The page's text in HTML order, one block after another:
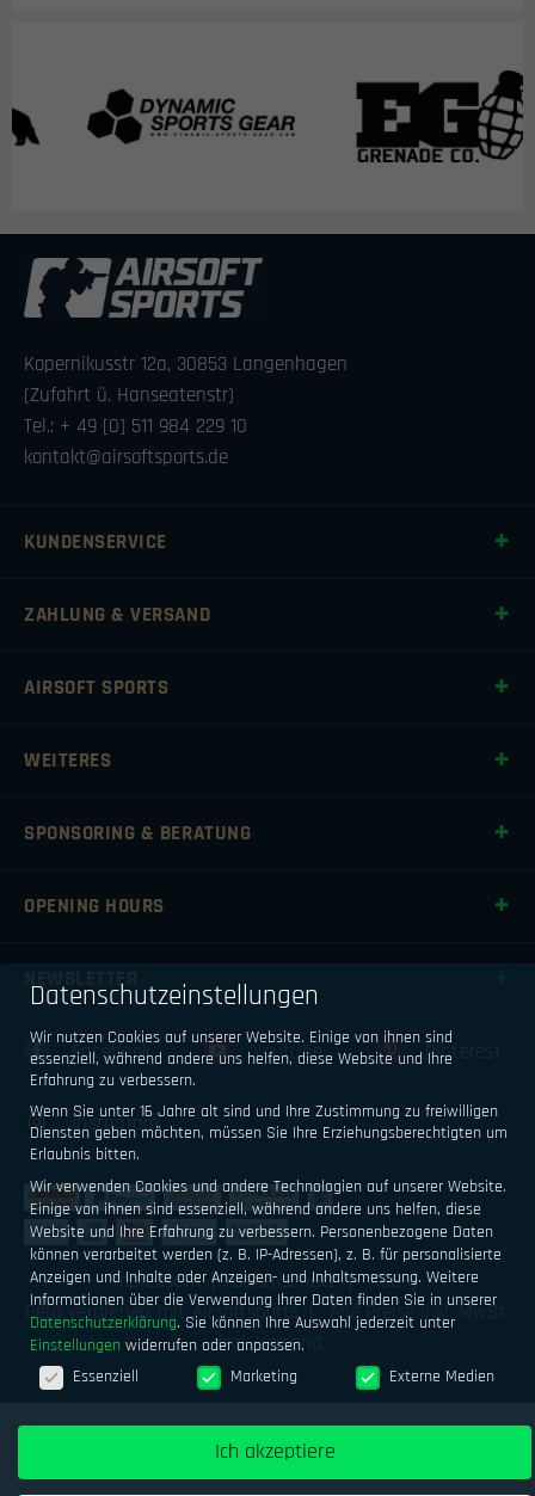
Kopernikusstr 12a, 30853 Langenhagen
(Zufahrt ü. Hanseatenstr)
Tel.: + 49 [0] 511 984 229 10
kontakt@airsoftsports.de
KUNDENSERVICE
ZAHLUNG & VERSAND
AIRSOFT SPORTS
WEITERES
SPONSORING & BERATUNG
OPENING HOURS
NEWSLETTER
Facebook Youtube Pinterest
Instagram
Impressum Datenschutz
AGB
Geld verdienen mit Airsoftsports
Alle Preise inkl. MwSt.
zzgl. Versand
Datenschutzeinstellungen
Wir nutzen Cookies auf unserer Website. Einige von ihnen sind
essenziell, während andere uns helfen, diese Website und Ihre
Erfahrung zu verbessern.
Wenn Sie unter 16 Jahre alt sind und Ihre Zustimmung zu freiwilligen
Diensten geben möchten, müssen Sie Ihre Erziehungsberechtigten um
Erlaubnis bitten.
Wir verwenden Cookies und andere Technologien auf unserer Website.
Einige von ihnen sind essenziell, während andere uns helfen, diese
Website und Ihre Erfahrung zu verbessern. Personenbezogene Daten
können verarbeitet werden (z. B. IP-Adressen), z. B. für personalisierte
Anzeigen und Inhalte oder Anzeigen- und Inhaltsmessung. Weitere
Informationen über die Verwendung Ihrer Daten finden Sie in unserer
Datenschutzerklärung. Sie können Ihre Auswahl jederzeit unter
Einstellungen widerrufen oder anpassen.
Datenschutzeinstellungen
Essenziell Marketing Externe Medien
Ich akzeptiere